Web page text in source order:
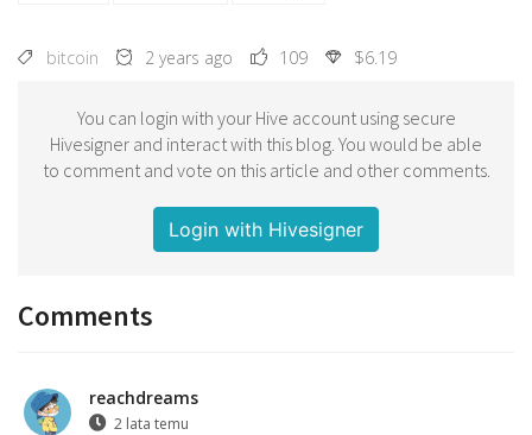
bitcoin 2 years ago 109 $6.19
You can login with your Hive account using secure
Hivesigner and interact with this blog. You would be able
to comment and vote on this article and other comments.
Login with Hivesigner
Comments
reachdreams
2 lata temu